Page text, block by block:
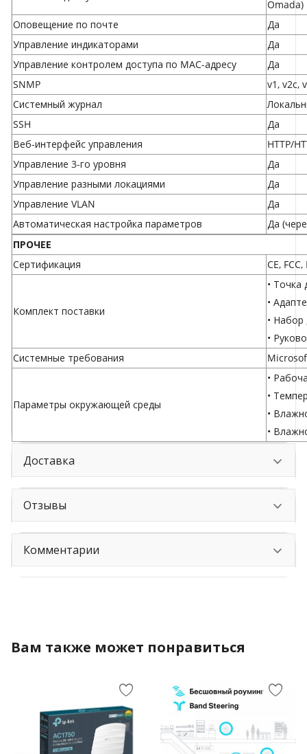
Omada)
Оповещение по почте
Да
Управление индикаторами
Да
Управление контролем доступа по MAC-адресу
Да
SNMP
v1, v2c,
Системный журнал
SSH
Да
Веб-интерфейс управления
HTTP/
Управление 3-го уровня
Да
Управление разными локациями
Да
Управление VLAN
Да
Автоматическая настройка параметров
Да
ПРОЧЕЕ
Сертификация
CE, FCC,
Комплект поставки
• Точка
•
•
•
Системные требования
Параметры окружающей среды
•
•
•
•
Доставка
Отзывы
Комментарии
Вам также может понравиться